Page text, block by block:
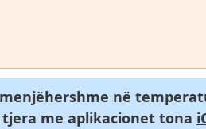
në
me aplikacionet tona